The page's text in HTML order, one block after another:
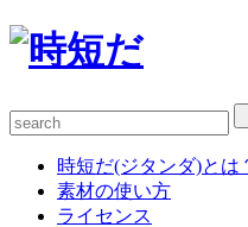
時短だ(ジタンダ)とは
素材の使い方
ライセンス